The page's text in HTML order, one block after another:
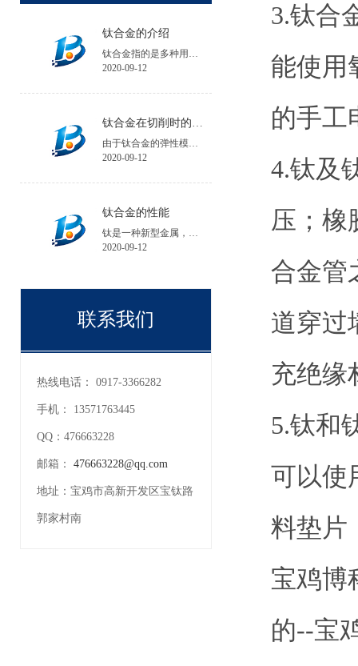
3.钛合
能使用
的手工
4.钛及
压；橡
合金管
道穿过
充绝缘
5.钛和
可以使
料垫片
宝鸡博
的--宝
钛合金的介绍
钛合金指的是多种用钛与其他金属制成的合金金属。
2020-09-12
钛合金在切削时的注意事项
由于钛合金的弹性模量小，工件在加工中的夹紧变形和受力变形大，会降低工件的加工精度；工件安装时夹紧力不宜过大，必要时可增加辅助支承。
2020-09-12
钛合金的性能
钛是一种新型金属，钛的性能与所含碳、氮、氢、氧等杂质含量有关，碘化钛杂质含量不超过0.1%。
2020-09-12
联系我们
热线电话： 0917-3366282
手机： 13571763445
QQ： 476663228
邮箱： 476663228@qq.com
地址： 宝鸡市高新开发区宝钛路
郭家村南